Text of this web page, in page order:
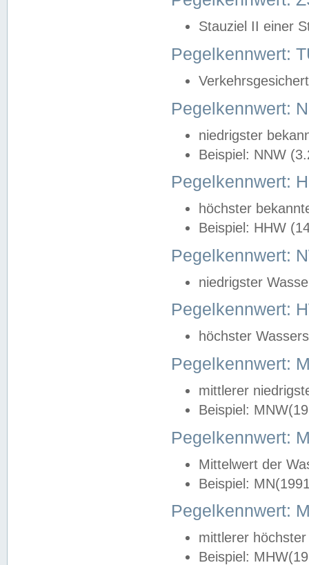
Stauziel II einer
Pegelkennwert:
Pegelkennwert:
niedrigster
Beispiel: NNW
Pegelkennwert:
höchster
Beispiel: HHW
Pegelkennwert:
niedrigster
Pegelkennwert:
höchster
Pegelkennwert:
mittlerer
Beispiel:
Pegelkennwert:
Mittelwert der
Beispiel:
Pegelkennwert:
mittlerer
Beispiel: